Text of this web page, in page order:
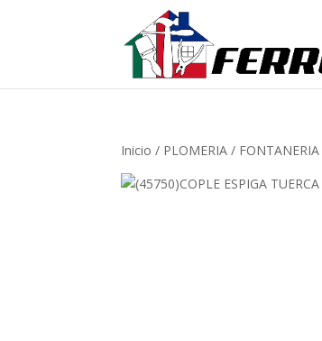
Inicio / PLOMERIA / FONTANERIA